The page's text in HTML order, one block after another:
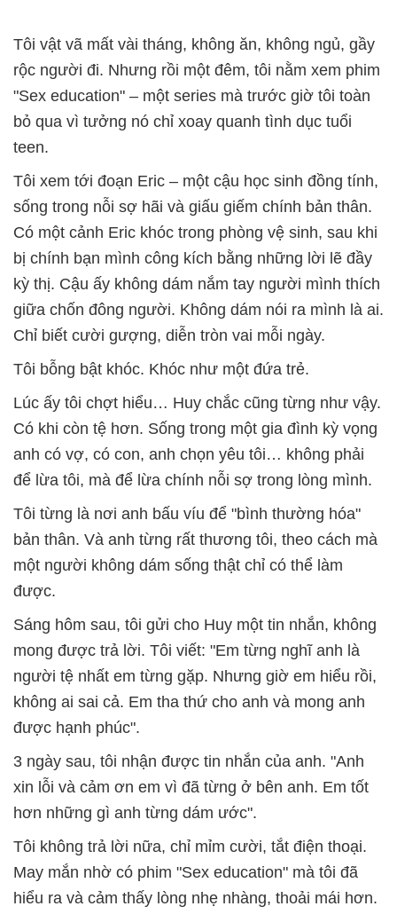
Tôi vật vã mất vài tháng, không ăn, không ngủ, gầy
rộc người đi. Nhưng rồi một đêm, tôi nằm xem phim
"Sex education" – một series mà trước giờ tôi toàn
bỏ qua vì tưởng nó chỉ xoay quanh tình dục tuổi
teen.
Tôi xem tới đoạn Eric – một cậu học sinh đồng tính,
sống trong nỗi sợ hãi và giấu giếm chính bản thân.
Có một cảnh Eric khóc trong phòng vệ sinh, sau khi
bị chính bạn mình công kích bằng những lời lẽ đầy
kỳ thị. Cậu ấy không dám nắm tay người mình thích
giữa chốn đông người. Không dám nói ra mình là ai.
Chỉ biết cười gượng, diễn tròn vai mỗi ngày.
Tôi bỗng bật khóc. Khóc như một đứa trẻ.
Lúc ấy tôi chợt hiểu… Huy chắc cũng từng như vậy.
Có khi còn tệ hơn. Sống trong một gia đình kỳ vọng
anh có vợ, có con, anh chọn yêu tôi… không phải
để lừa tôi, mà để lừa chính nỗi sợ trong lòng mình.
Tôi từng là nơi anh bấu víu để "bình thường hóa"
bản thân. Và anh từng rất thương tôi, theo cách mà
một người không dám sống thật chỉ có thể làm
được.
Sáng hôm sau, tôi gửi cho Huy một tin nhắn, không
mong được trả lời. Tôi viết: "Em từng nghĩ anh là
người tệ nhất em từng gặp. Nhưng giờ em hiểu rồi,
không ai sai cả. Em tha thứ cho anh và mong anh
được hạnh phúc".
3 ngày sau, tôi nhận được tin nhắn của anh. "Anh
xin lỗi và cảm ơn em vì đã từng ở bên anh. Em tốt
hơn những gì anh từng dám ước".
Tôi không trả lời nữa, chỉ mỉm cười, tắt điện thoại.
May mắn nhờ có phim "Sex education" mà tôi đã
hiểu ra và cảm thấy lòng nhẹ nhàng, thoải mái hơn.